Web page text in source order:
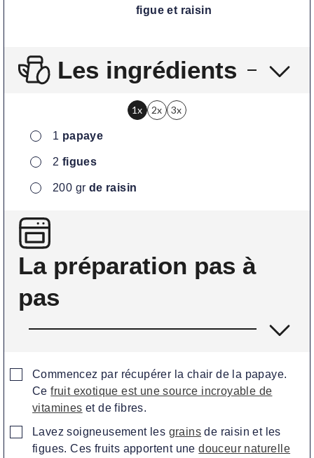
figue et raisin
Les ingrédients
1x 2x
3x
▢
1 papaye
▢
2 figues
▢
200 gr de raisin
La préparation pas à
pas
▢
Commencez par récupérer la chair de la papaye.
Cefruit exotique est une source incroyable de
vitamines et de fibres.
▢Lavez soigneusement les grains de raisin et les
figues. Ces fruits apportent unedouceur naturelle